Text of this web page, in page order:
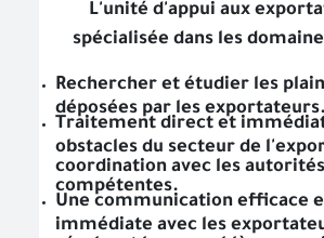
L'unité d'appui aux
spécialisée dans les
Rechercher et étudier les
déposées par les exportateurs.
Traitement direct et
obstacles du secteur de
coordination avec les autorités
compétentes.
Une communication efficace
immédiate avec les